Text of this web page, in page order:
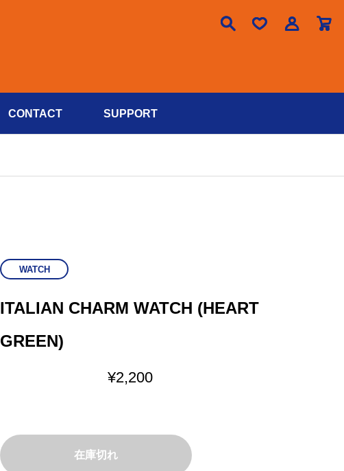

CONTACT SUPPORT
WATCH
ITALIAN CHARM WATCH (HEART
GREEN)
¥2,200
在庫切れ